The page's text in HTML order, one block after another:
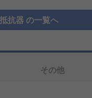
抗器 の一覧へ
その他